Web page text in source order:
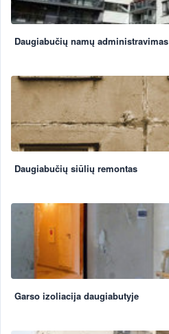
Daugiabučių namų administravimas
Daugiabučių siūlių remontas
Garso izoliacija daugiabutyje